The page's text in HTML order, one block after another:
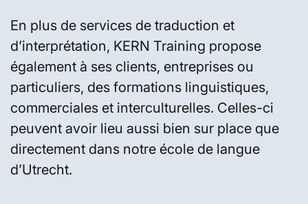
En plus de services de traduction et
d’interprétation, KERN Training propose
également à ses clients, entreprises ou
particuliers, des formations linguistiques,
commerciales et interculturelles. Celles-ci
peuvent avoir lieu aussi bien sur place que
directement dans notre école de langue
d’Utrecht.